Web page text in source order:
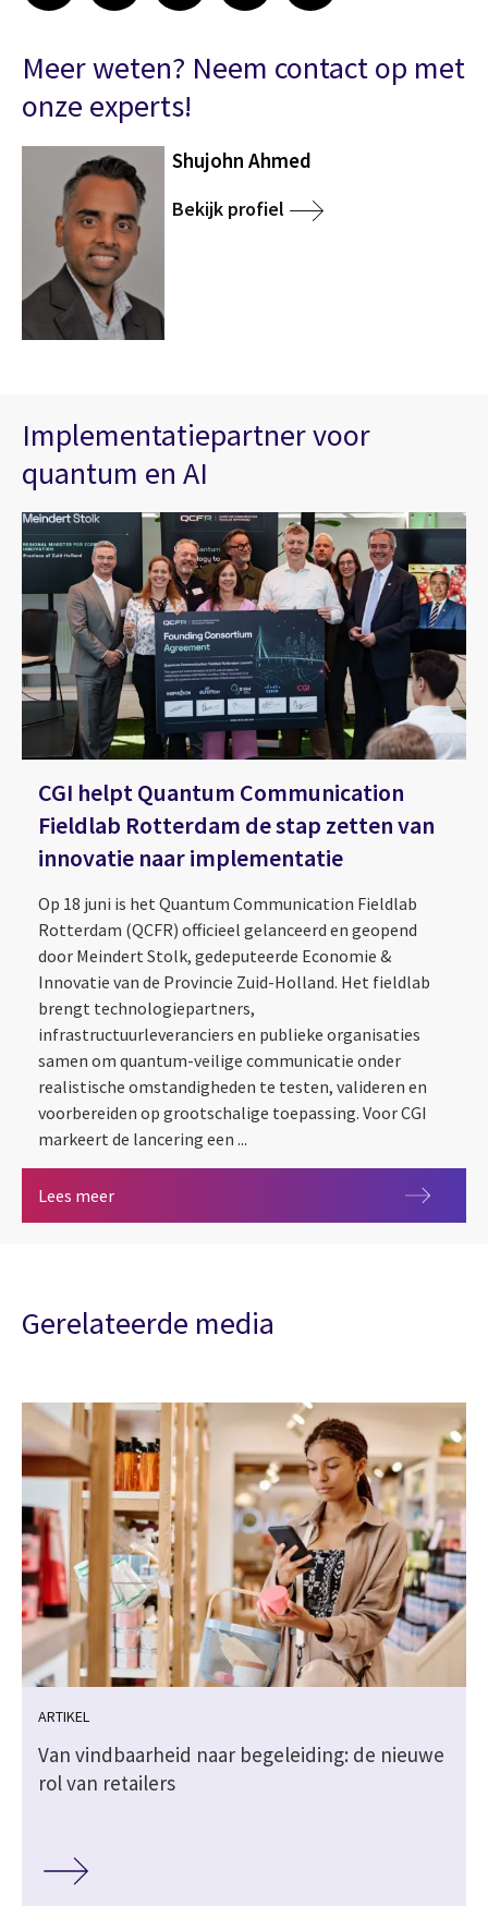
Meer weten? Neem contact op met
onze experts!
Shujohn Ahmed
Bekijk profiel
Implementatiepartner voor
quantum en AI
CGI helpt Quantum Communication
Fieldlab Rotterdam de stap zetten van
innovatie naar implementatie
Op 18 juni is het Quantum Communication Fieldlab
Rotterdam (QCFR) officieel gelanceerd en geopend
door Meindert Stolk, gedeputeerde Economie &
Innovatie van de Provincie Zuid-Holland. Het fieldlab
brengt technologiepartners,
infrastructuurleveranciers en publieke organisaties
samen om quantum-veilige communicatie onder
realistische omstandigheden te testen, valideren en
voorbereiden op grootschalige toepassing. Voor CGI
markeert de lancering een ...
Lees meerCGI helpt Quantum Communication Fieldlab
Gerelateerde media
ARTIKEL
Van vindbaarheid naar begeleiding: de nieuwe
rol van retailers